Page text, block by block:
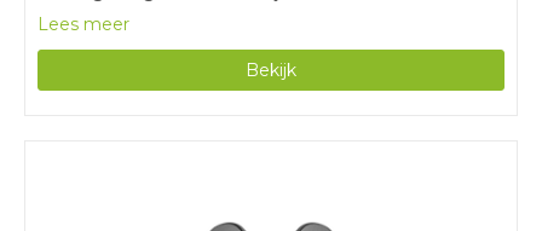
microfoon.Met een batterijduur van 10 uur game je
alleen beschikbaar op pc.Je koppelt deze gaming
oortjes niet aan je Xbox.
Lees meer
Bekijk